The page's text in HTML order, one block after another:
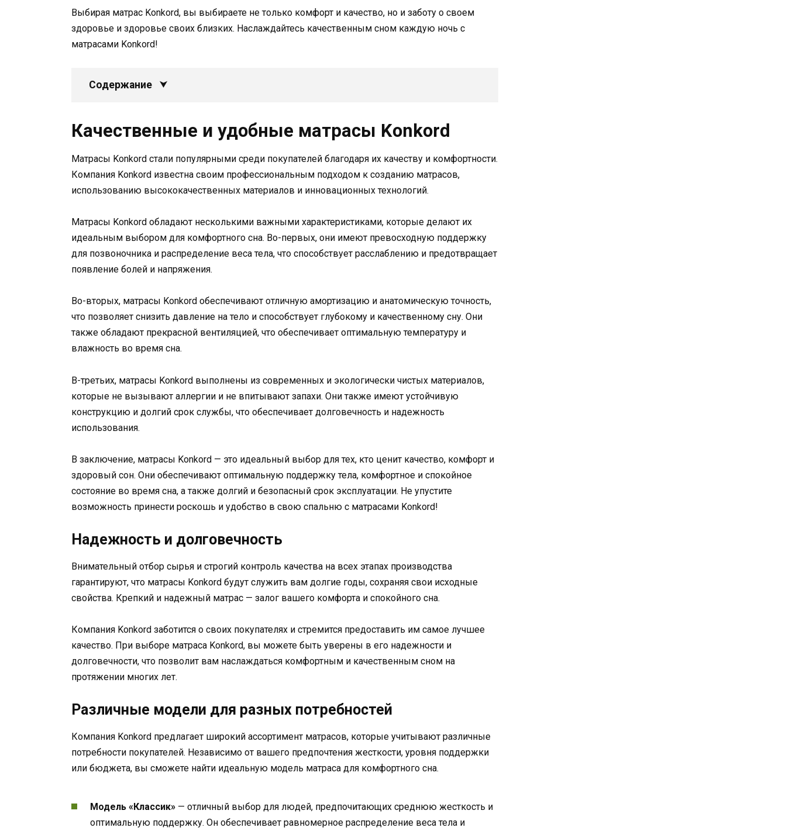
Выбирая матрас Konkord, вы выбираете не только комфорт и качество, но и заботу о своем
здоровье и здоровье своих близких. Наслаждайтесь качественным сном каждую ночь с
матрасами Konkord!
Содержание
Качественные и удобные матрасы Konkord
Матрасы Konkord стали популярными среди покупателей благодаря их качеству и комфортности.
Компания Konkord известна своим профессиональным подходом к созданию матрасов,
использованию высококачественных материалов и инновационных технологий.
Матрасы Konkord обладают несколькими важными характеристиками, которые делают их
идеальным выбором для комфортного сна. Во-первых, они имеют превосходную поддержку
для позвоночника и распределение веса тела, что способствует расслаблению и предотвращает
появление болей и напряжения.
Во-вторых, матрасы Konkord обеспечивают отличную амортизацию и анатомическую точность,
что позволяет снизить давление на тело и способствует глубокому и качественному сну. Они
также обладают прекрасной вентиляцией, что обеспечивает оптимальную температуру и
влажность во время сна.
В-третьих, матрасы Konkord выполнены из современных и экологически чистых материалов,
которые не вызывают аллергии и не впитывают запахи. Они также имеют устойчивую
конструкцию и долгий срок службы, что обеспечивает долговечность и надежность
использования.
В заключение, матрасы Konkord — это идеальный выбор для тех, кто ценит качество, комфорт и
здоровый сон. Они обеспечивают оптимальную поддержку тела, комфортное и спокойное
состояние во время сна, а также долгий и безопасный срок эксплуатации. Не упустите
возможность принести роскошь и удобство в свою спальню с матрасами Konkord!
Надежность и долговечность
Внимательный отбор сырья и строгий контроль качества на всех этапах производства
гарантируют, что матрасы Konkord будут служить вам долгие годы, сохраняя свои исходные
свойства. Крепкий и надежный матрас — залог вашего комфорта и спокойного сна.
Компания Konkord заботится о своих покупателях и стремится предоставить им самое лучшее
качество. При выборе матраса Konkord, вы можете быть уверены в его надежности и
долговечности, что позволит вам наслаждаться комфортным и качественным сном на
протяжении многих лет.
Различные модели для разных потребностей
Компания Konkord предлагает широкий ассортимент матрасов, которые учитывают различные
потребности покупателей. Независимо от вашего предпочтения жесткости, уровня поддержки
или бюджета, вы сможете найти идеальную модель матраса для комфортного сна.
Модель «Классик» — отличный выбор для людей, предпочитающих среднюю жесткость и
оптимальную поддержку. Он обеспечивает равномерное распределение веса тела и